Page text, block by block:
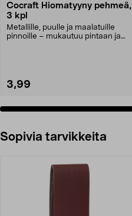
Cocraft Hiomatyyny pehmeä,
3 kpl
Metallille, puulle ja maalatuille
pinnoille – mukautuu pintaan ja
3,99
Sopivia tarvikkeita